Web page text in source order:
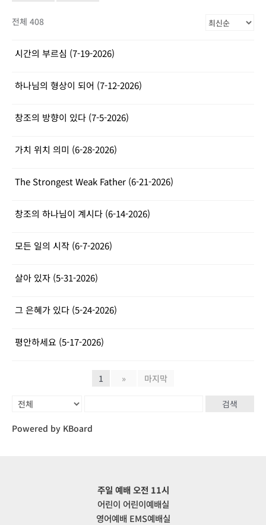
전체 408
시간의 부르심 (7-19-2026)
하나님의 형상이 되어 (7-12-2026)
창조의 방향이 있다 (7-5-2026)
가치 위치 의미 (6-28-2026)
The Strongest Weak Father (6-21-2026)
창조의 하나님이 계시다 (6-14-2026)
모든 일의 시작 (6-7-2026)
살아 있자 (5-31-2026)
그 은혜가 있다 (5-24-2026)
평안하세요 (5-17-2026)
1 » 마지막
검색
Powered by KBoard
주일 예배 오전 11시
어린이 어린이예배실
영어예배 EMS예배실